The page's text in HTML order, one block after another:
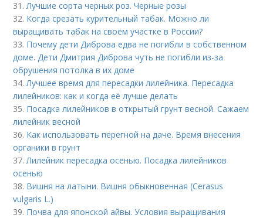
31.Лучшие сорта черных роз. Черные розы
32. Когда срезать курительный табак. Можно ли
выращивать табак на своём участке в России?
33. Почему дети Диброва едва не погибли в собственном
доме. Дети Дмитрия Диброва чуть не погибли из-за
обрушения потолка в их доме
34.Лучшее время для пересадки лилейника. Пересадка
лилейников: как и когда её лучше делать
35. Посадка лилейников в открытый грунт весной. Сажаем
лилейник весной
36. Как использовать перегной на даче. Время внесения
органики в грунт
37.Лилейник пересадка осенью. Посадка лилейников
осенью
38. Вишня на латыни. Вишня обыкновенная (Cerasus
vulgaris L.)
39. Почва для японской айвы. Условия выращивания